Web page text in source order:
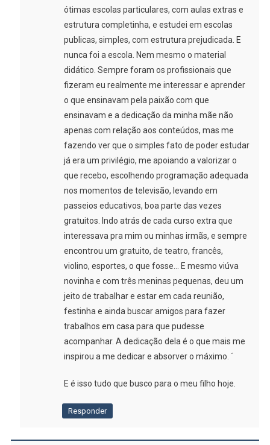
ótimas escolas particulares, com aulas extras e
estrutura completinha, e estudei em escolas
publicas, simples, com estrutura prejudicada. E
nunca foi a escola. Nem mesmo o material
didático. Sempre foram os profissionais que
fizeram eu realmente me interessar e aprender
o que ensinavam pela paixão com que
ensinavam e a dedicação da minha mãe não
apenas com relação aos conteúdos, mas me
fazendo ver que o simples fato de poder estudar
já era um privilégio, me apoiando a valorizar o
que recebo, escolhendo programação adequada
nos momentos de televisão, levando em
passeios educativos, boa parte das vezes
gratuitos. Indo atrás de cada curso extra que
interessava pra mim ou minhas irmãs, e sempre
encontrou um gratuito, de teatro, francês,
violino, esportes, o que fosse… E mesmo viúva
novinha e com três meninas pequenas, deu um
jeito de trabalhar e estar em cada reunião,
festinha e ainda buscar amigos para fazer
trabalhos em casa para que pudesse
acompanhar. A dedicação dela é o que mais me
inspirou a me dedicar e absorver o máximo. ´
E é isso tudo que busco para o meu filho hoje.
Responder